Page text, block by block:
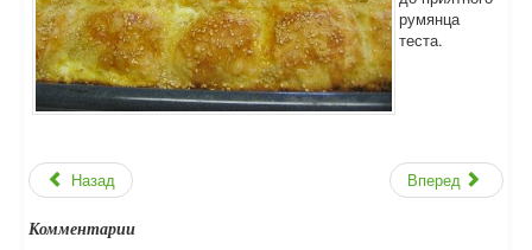
румянца
теста.
Назад Вперед
Комментарии